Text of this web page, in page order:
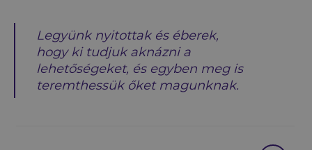
Legyünk nyitottak és éberek,
hogy ki tudjuk aknázni a
lehetőségeket, és egyben meg is
teremthessük őket magunknak.